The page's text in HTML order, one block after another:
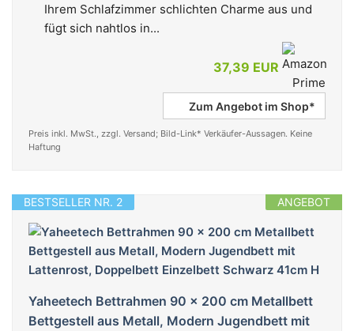
Ihrem Schlafzimmer schlichten Charme aus und
fügt sich nahtlos in...
37,39 EUR
Zum Angebot im Shop*
Preis inkl. MwSt., zzgl. Versand; Bild-Link* Verkäufer-Aussagen. Keine
Haftung
ANGEBOT
BESTSELLER NR. 2
Yaheetech Bettrahmen 90 x 200 cm Metallbett
Bettgestell aus Metall, Modern Jugendbett mit